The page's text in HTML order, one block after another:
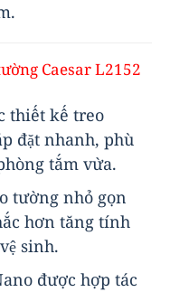
Caesar L2152
thiết kế treo
đặt nhanh, phù
tắm vừa.
tường nhỏ gọn
hơn tăng tính
sinh.
được hợp tác